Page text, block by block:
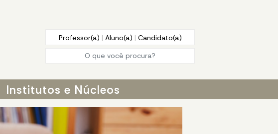
Professor(a) | Aluno(a) | Candidato(a)
Institutos e Núcleos